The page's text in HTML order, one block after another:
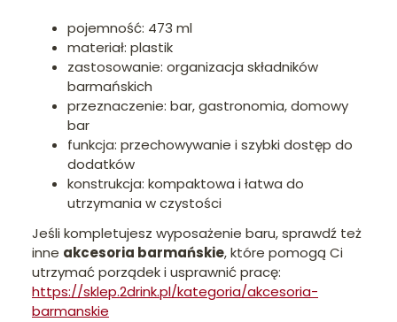
pojemność: 473 ml
materiał: plastik
zastosowanie: organizacja składników
barmańskich
przeznaczenie: bar, gastronomia, domowy
bar
funkcja: przechowywanie i szybki dostęp do
dodatków
konstrukcja: kompaktowa i łatwa do
utrzymania w czystości
Jeśli kompletujesz wyposażenie baru, sprawdź też
inne akcesoria barmańskie, które pomogą Ci
utrzymać porządek i usprawnić pracę:
https://sklep.2drink.pl/kategoria/akcesoria-
barmanskie